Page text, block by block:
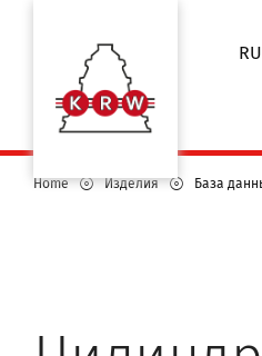
RU
Home Изделия База